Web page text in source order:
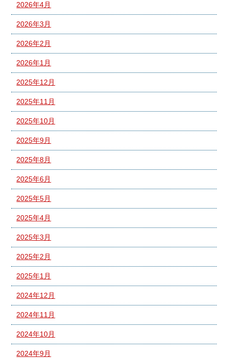
2026年4月
2026年3月
2026年2月
2026年1月
2025年12月
2025年11月
2025年10月
2025年9月
2025年8月
2025年6月
2025年5月
2025年4月
2025年3月
2025年2月
2025年1月
2024年12月
2024年11月
2024年10月
2024年9月